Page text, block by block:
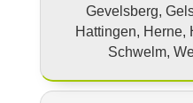
Gevelsberg,
Hattingen, Herne,
Schwelm,